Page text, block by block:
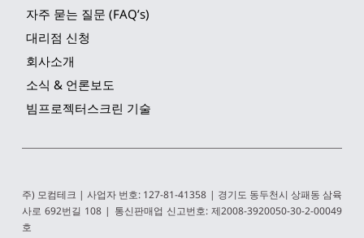
자주 묻는 질문 (FAQ’s)
대리점 신청
회사소개
소식 & 언론보도
빔프로젝터스크린 기술
주) 모컴테크 | 사업자 번호: 127-81-41358 | 경기도 동두천시 상패동 삼육
사로 692번길 108 | 통신판매업 신고번호: 제2008-3920050-30-2-00049
호